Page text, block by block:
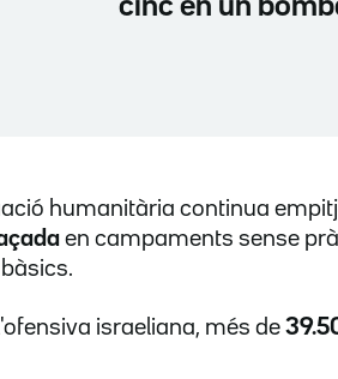
cinc en un
humanitària continua
en campaments sense
israeliana, més de